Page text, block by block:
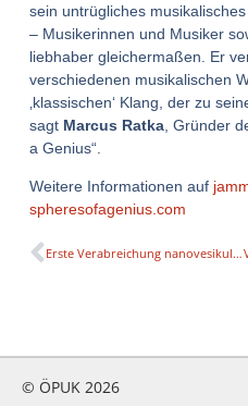
sein untrügliches
– Musikerinnen und Musiker
liebhaber gleichermaßen. Er
verschiedenen musikalischen
‚klassischen‘ Klang, der zu
sagt Marcus Ratka, Gründer
a Genius“.
Weitere Informationen auf
spheresofagenius.com
Erste Verabreichung nanovesikulärer Stammzell-Therapeutika aus Salzburg zur verbesserten Einheilung von Hörimplantaten
© ÖPUK 2026